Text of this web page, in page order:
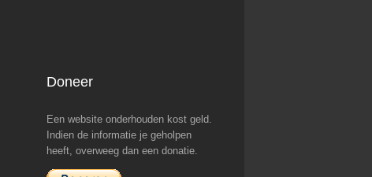
Doneer
Een website onderhouden kost geld.
Indien de informatie je geholpen
heeft, overweeg dan een donatie.